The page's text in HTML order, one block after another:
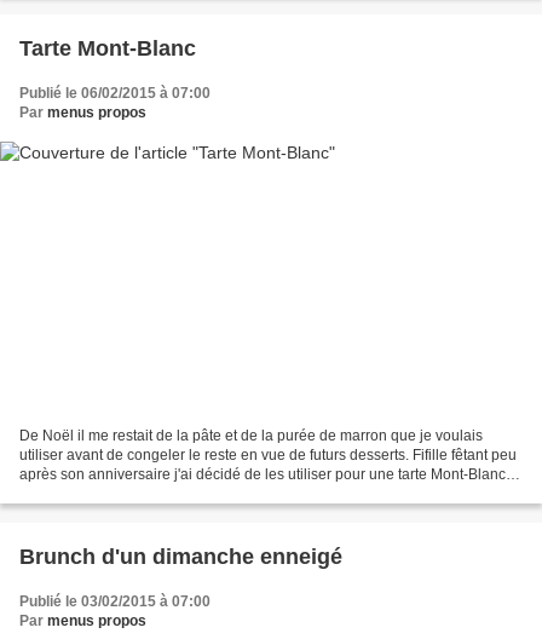
Tarte Mont-Blanc
Publié le 06/02/2015 à 07:00
Par menus propos
De Noël il me restait de la pâte et de la purée de marron que je voulais
utiliser avant de congeler le reste en vue de futurs desserts. Fifille fêtant peu
après son anniversaire j'ai décidé de les utiliser pour une tarte Mont-Blanc
Brunch d'un dimanche enneigé
Publié le 03/02/2015 à 07:00
Par menus propos